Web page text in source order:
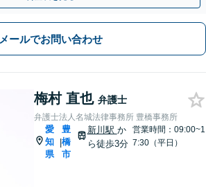
メールでお問い合わせ
梅村 直也 弁護士
弁護士法人名城法律事務所 豊橋事務所
愛
知
県
|
豊
橋
市
新川駅 か
ら徒歩3分
営業時間：09:00~1
7:30（平日）